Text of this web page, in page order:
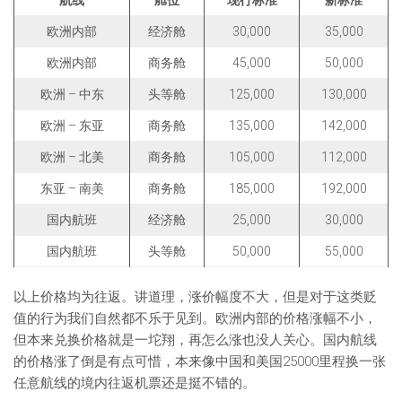
欧洲内部 经济舱 30,000 35,000
欧洲内部 商务舱 45,000 50,000
欧洲 – 中东 头等舱 125,000 130,000
欧洲 – 东亚 商务舱 135,000 142,000
欧洲 – 北美 商务舱 105,000 112,000
东亚 – 南美 商务舱 185,000 192,000
国内航班 经济舱 25,000 30,000
国内航班 头等舱 50,000 55,000
以上价格均为往返。讲道理，涨价幅度不大，但是对于这类贬
值的行为我们自然都不乐于见到。欧洲内部的价格涨幅不小，
但本来兑换价格就是一坨翔，再怎么涨也没人关心。国内航线
的价格涨了倒是有点可惜，本来像中国和美国25000里程换一张
任意航线的境内往返机票还是挺不错的。